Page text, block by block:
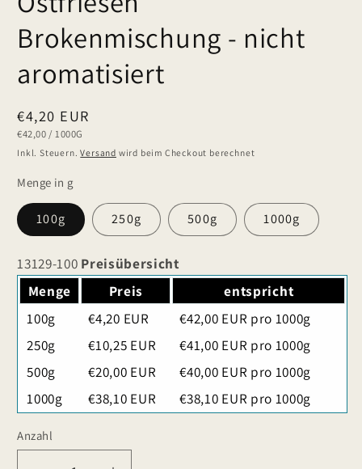
Brokenmischung - nicht
aromatisiert
Normaler
Preis
€4,20 EUR
GRUNDPREIS
€42,00 / PRO
1000G
Inkl. Steuern.Versand wird beim Checkout berechnet
Menge in g
100g 250g 500g 1000g
13129-100 Preisübersicht
Menge
Preis
entspricht
100g
€4,20 EUR
€42,00 EUR pro 1000g
250g
€10,25 EUR
€41,00 EUR pro 1000g
500g
€20,00 EUR
€40,00 EUR pro 1000g
1000g
€38,10 EUR €38,10 EUR pro 1000g
Anzahl